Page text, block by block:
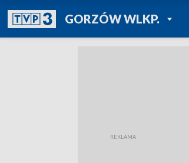
GORZÓW WLKP.POWRÓT DO
TVP REGIONY